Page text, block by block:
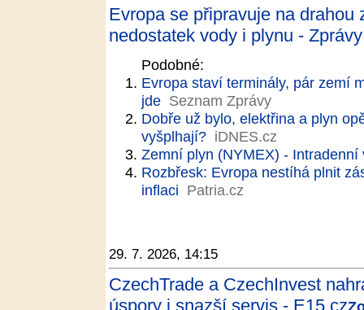
Evropa se připravuje na drahou
nedostatek vody i plynu -
Podobné:
Evropa staví terminály, pár zemí
jde Seznam Zprávy
Dobře už bylo, elektřina a plyn
vyšplhají? iDNES.cz
Zemní plyn (NYMEX) - Intradenní
Rozbřesk: Evropa nestíhá plnit
inflaci Patria.cz
29. 7. 2026, 14:15
CzechTrade a CzechInvest
úspory i snazší servis - E15.cz